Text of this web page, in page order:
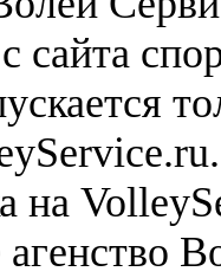
сайта
на